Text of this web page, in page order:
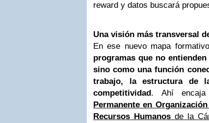
reward y datos buscará
Una visión más transversal
En ese nuevo mapa
programas que no
sino como una función
trabajo, la estructura de
competitividad. Ahí
Permanente en
Recursos Humanosde la